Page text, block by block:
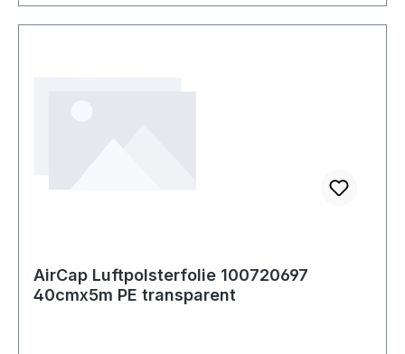
AirCap Luftpolsterfolie 100720697
40cmx5m PE transparent